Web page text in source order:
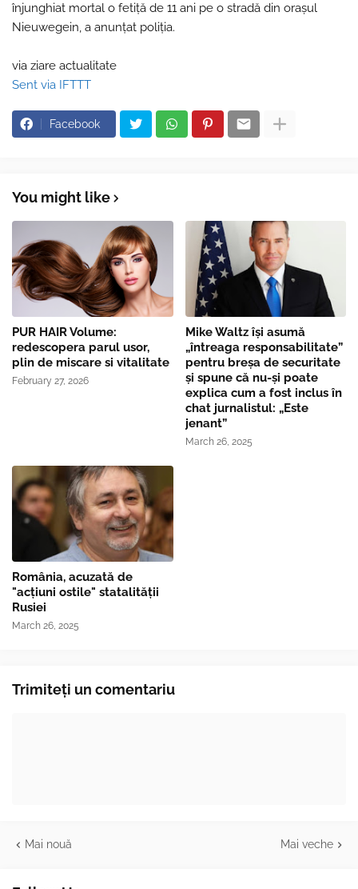
înjunghiat mortal o fetiţă de 11 ani pe o stradă din oraşul
Nieuwegein, a anunţat poliţia.
via ziare actualitate
Sent via IFTTT
Facebook
You might like
PUR HAIR Volume:
redescopera parul usor,
plin de miscare si vitalitate
February 27, 2026
Mike Waltz îşi asumă
„întreaga responsabilitate”
pentru breşa de securitate
și spune că nu-și poate
explica cum a fost inclus în
chat jurnalistul: „Este
jenant”
March 26, 2025
România, acuzată de
"acțiuni ostile" statalității
Rusiei
March 26, 2025
Trimiteți un comentariu
Mai nouă Mai veche